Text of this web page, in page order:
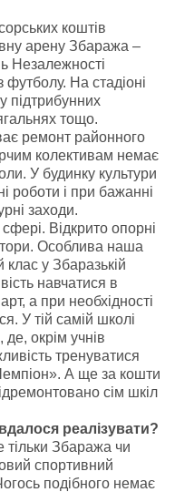
коштів
арену Збаража –
Незалежності
футболу. На стадіоні
підтрибунних
тощо.
ремонт районного
колективам немає
У будинку культури
роботи і при бажанні
заходи.
Відкрито опорні
Особлива наша
клас у Збаразькій
навчатися в
а при необхідності
У тій самій школі
окрім учнів
тренуватися
А ще за кошти
сім шкіл
реалізувати?
тільки Збаража чи
спортивний
подібного немає